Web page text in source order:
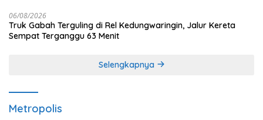
06/08/2026
Truk Gabah Terguling di Rel Kedungwaringin, Jalur Kereta
Sempat Terganggu 63 Menit
Selengkapnya
Metropolis